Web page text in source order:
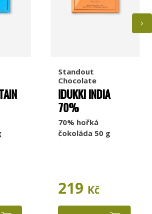
Standout
Chocolate
IDUKKI INDIA
70%
70% hořká
čokoláda 50 g
219 Kč